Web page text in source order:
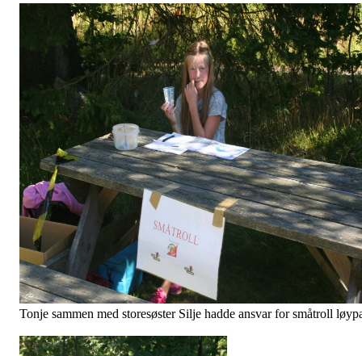
Tonje sammen med storesøster Silje hadde ansvar for småtroll